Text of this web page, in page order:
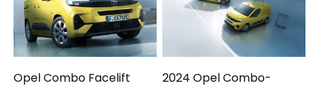
Opel Combo Facelift
2024 Opel Combo-